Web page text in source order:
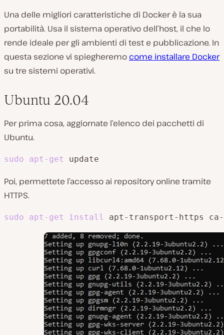
Una delle migliori caratteristiche di Docker è la sua
portabilità. Usa il sistema operativo dell’host, il che lo
rende ideale per gli ambienti di test e pubblicazione. In
questa sezione vi spiegheremo come installare Docker
su tre sistemi operativi.
Ubuntu 20.04
Per prima cosa, aggiornate l’elenco dei pacchetti di
Ubuntu.
sudo apt-get update
Poi, permettete l’accesso ai repository online tramite
HTTPS.
sudo apt-get install apt-transport-https